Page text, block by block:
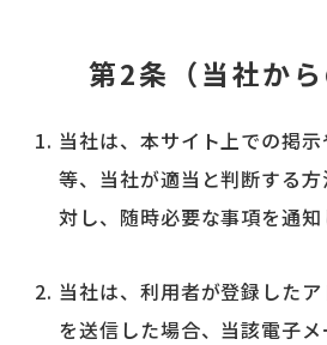
第2条（当社から
当社は、本サイト上での掲
等、当社が適当と判断する
対し、随時必要な事項を通知
当社は、利用者が登録した
を送信した場合、当該電子